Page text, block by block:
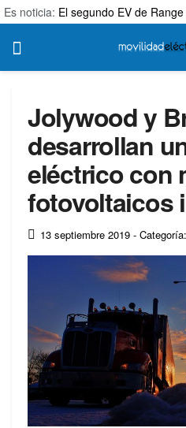
Es noticia: El segundo EV de
Jolywood y
desarrollan
eléctrico con
fotovoltaicos
13 septiembre 2019 -